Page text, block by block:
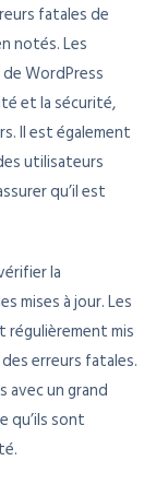
fatales de
notés. Les
WordPress
et la sécurité,
Il est également
utilisateurs
qu’il est
la
mises à jour. Les
régulièrement mis
erreurs fatales.
avec un grand
qu’ils sont